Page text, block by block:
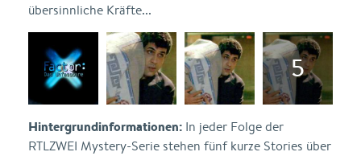
übersinnliche Kräfte...
Hintergrundinformationen: In jeder Folge der
RTLZWEI Mystery-Serie stehen fünf kurze Stories über